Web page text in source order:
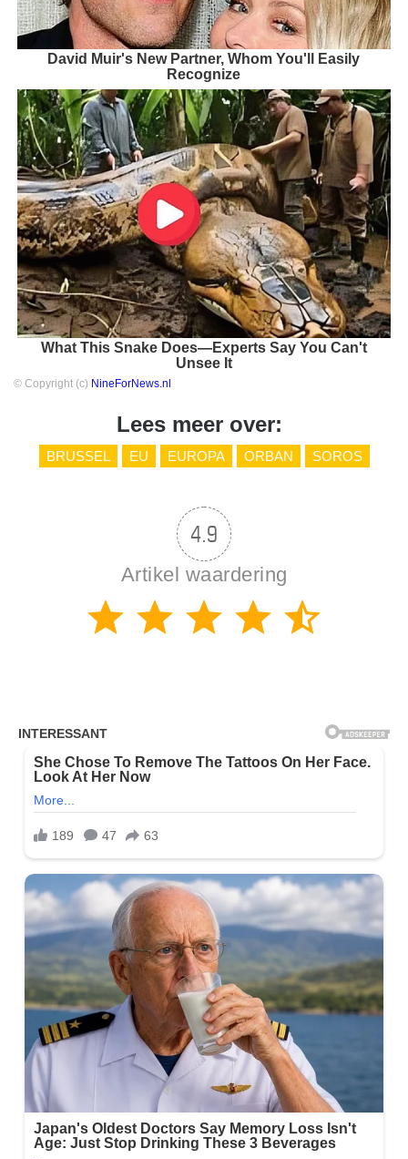
David Muir's New Partner, Whom You'll Easily
Recognize
What This Snake Does—Experts Say You Can't
Unsee It
© Copyright (c) NineForNews.nl
Lees meer over:
BRUSSEL EU EUROPA ORBAN SOROS
4.9
Artikel waardering